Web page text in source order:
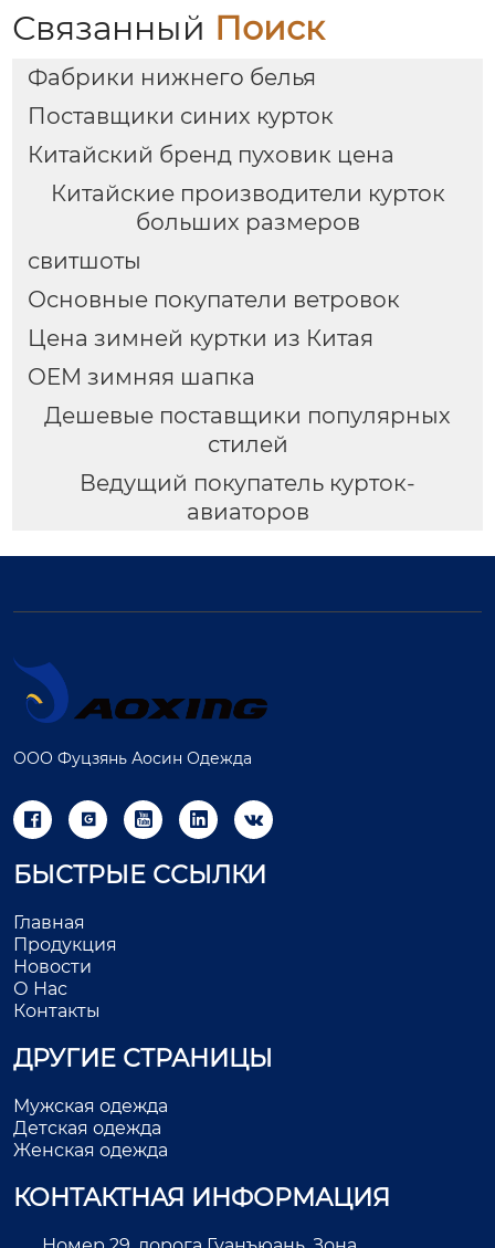
Связанный Поиск
Фабрики нижнего белья
Поставщики синих курток
Китайский бренд пуховик цена
Китайские производители курток
больших размеров
свитшоты
Основные покупатели ветровок
Цена зимней куртки из Китая
OEM зимняя шапка
Дешевые поставщики популярных
стилей
Ведущий покупатель курток-
авиаторов
ООО Фуцзянь Аосин Одежда
    
БЫСТРЫЕ ССЫЛКИ
Главная
Продукция
Новости
О Нас
Контакты
ДРУГИЕ СТРАНИЦЫ
Мужская одежда
Детская одежда
Женская одежда
КОНТАКТНАЯ ИНФОРМАЦИЯ